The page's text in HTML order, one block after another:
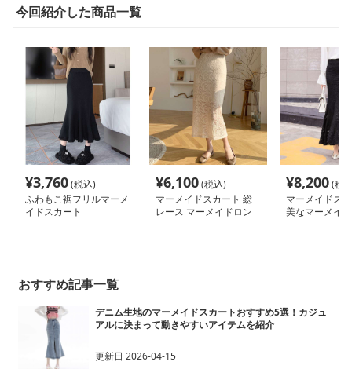
今回紹介した商品一覧
¥3,760(税込)
ふわもこ裾フリルマーメ
イドスカート
¥6,100(税込)
マーメイドスカート 総
レース マーメイドロン
¥8,200(税
マーメイドス
美なマーメイ
おすすめ記事一覧
デニム生地のマーメイドスカートおすすめ5選！カジュ
アルに決まって動きやすいアイテムを紹介
更新日 2026-04-15